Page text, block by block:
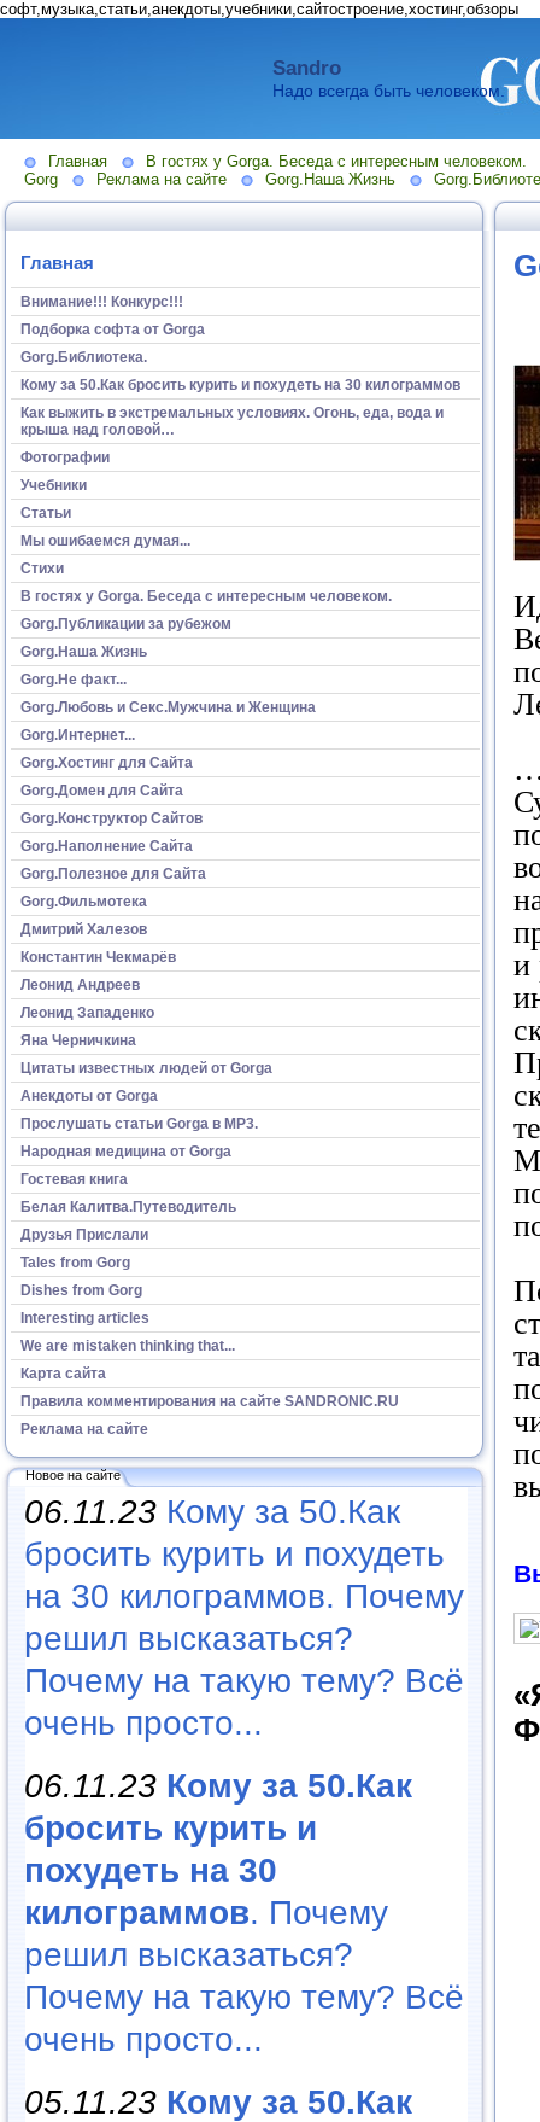
софт,музыка,статьи,анекдоты,учебники,сайтостроение,хостинг,обзоры
Sandro
Надо всегда быть человеком.
Главная
В гостях у Gorga. Беседа с интересным человеком.
Gorg
Реклама на сайте Gorg.Наша Жизнь
Главная
Внимание!!! Конкурс!!!
Подборка софта от Gorga
Gorg.Библиотека.
Кому за 50.Как бросить курить и похудеть на 30 килограммов
Как выжить в экстремальных условиях. Огонь, еда, вода и
крыша над головой…
Фотографии
Учебники
Статьи
Мы ошибаемся думая...
Стихи
В гостях у Gorga. Беседа с интересным человеком.
Gorg.Публикации за рубежом
Gorg.Наша Жизнь
Gorg.Не факт...
Gorg.Любовь и Секс.Мужчина и Женщина
Gorg.Интернет...
Gorg.Хостинг для Сайта
Gorg.Домен для Сайта
Gorg.Конструктор Сайтов
Gorg.Наполнение Сайта
Gorg.Полезное для Сайта
Gorg.Фильмотека
Дмитрий Халезов
Константин Чекмарёв
Леонид Андреев
Леонид Западенко
Яна Черничкина
Цитаты известных людей от Gorga
Анекдоты от Gorga
Прослушать статьи Gorga в МР3.
Народная медицина от Gorga
Гостевая книга
Белая Калитва.Путеводитель
Друзья Прислали
Tales from Gorg
Dishes from Gorg
Interesting articles
We are mistaken thinking that...
Карта сайта
Правила комментирования на сайте SANDRONIC.RU
Реклама на сайте
Новое на сайте
06.11.23 Кому за 50.Как
бросить курить и похудеть
на 30 килограммов. Почему
решил высказаться?
Почему на такую тему? Всё
очень просто...
06.11.23 Кому за 50.Как
бросить курить и
похудеть на 30
килограммов. Почему
решил высказаться?
Почему на такую тему? Всё
очень просто...
05.11.23 Кому за 50.Как
и